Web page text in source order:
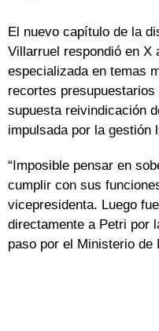
El nuevo capítulo de la
Villarruel respondió en X
especializada en temas
recortes
supuesta reivindicación
impulsada por la gestión
“Imposible pensar en
cumplir con sus
vicepresidenta. Luego
directamente a Petri por
paso por el Ministerio de